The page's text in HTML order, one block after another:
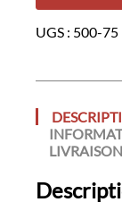
Actif
CS
DEFENSE
UGS : 500-75